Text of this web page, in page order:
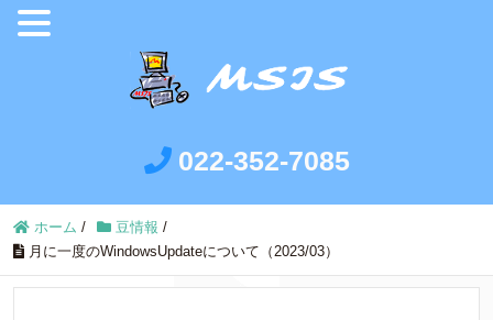
022-352-7085
ホーム / 豆情報 /
月に一度のWindowsUpdateについて（2023/03）